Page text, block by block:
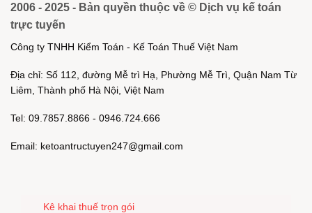
2006 - 2025 - Bản quyền thuộc về © Dịch vụ kế toán
trực tuyến
Công ty TNHH Kiểm Toán - Kế Toán Thuế Việt Nam
Địa chỉ: Số 112, đường Mễ trì Hạ, Phường Mễ Trì, Quận Nam Từ
Liêm, Thành phố Hà Nội, Việt Nam
Tel: 09.7857.8866 - 0946.724.666
Email: ketoantructuyen247@gmail.com
Kê khai thuế trọn gói